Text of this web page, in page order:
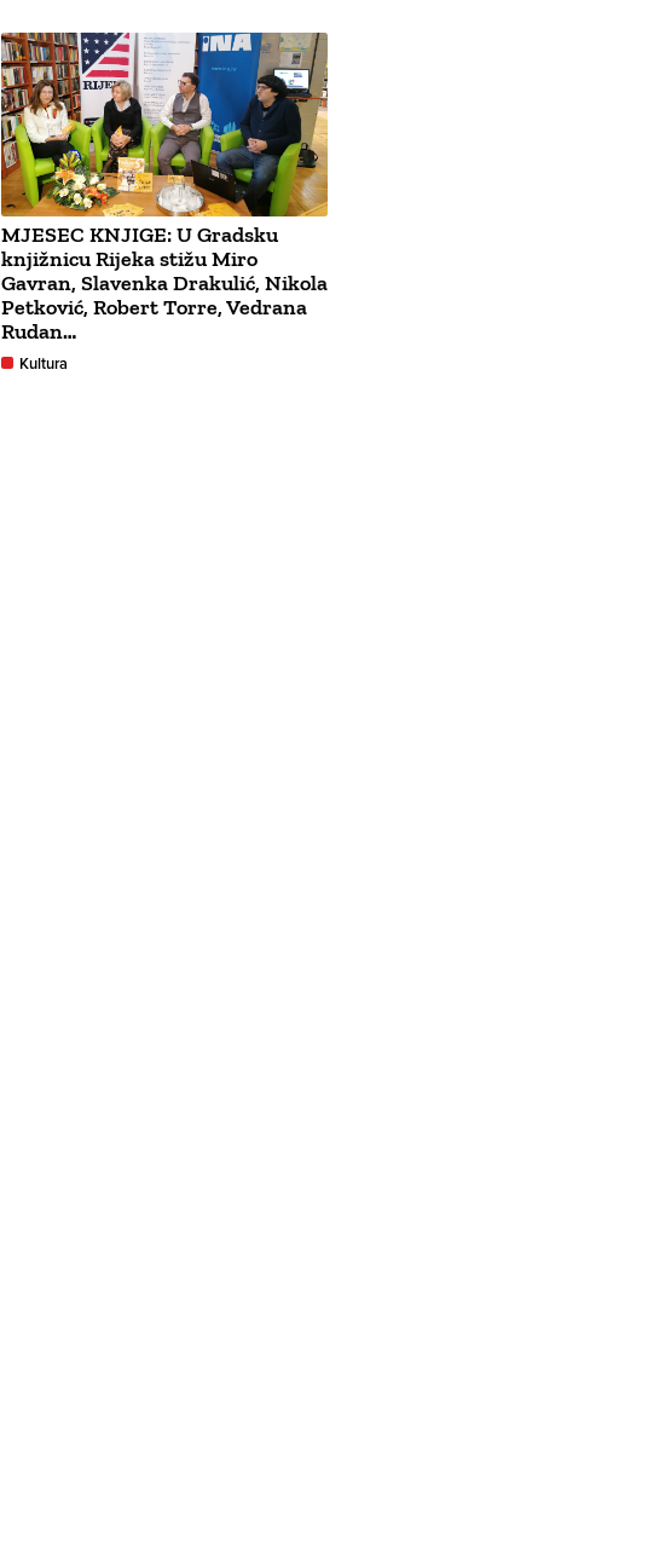
MJESEC KNJIGE: U Gradsku
knjižnicu Rijeka stižu Miro
Gavran, Slavenka Drakulić, Nikola
Petković, Robert Torre, Vedrana
Rudan…
Kultura